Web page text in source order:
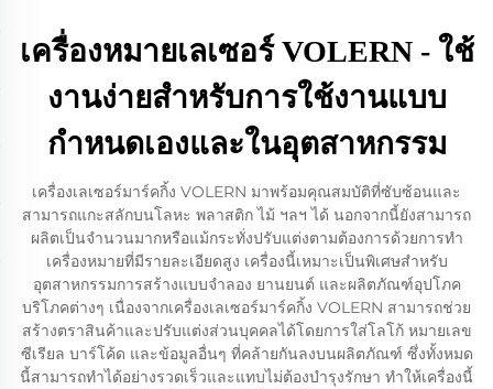
เครื่องหมายเลเซอร์ VOLERN - ใช้
งานง่ายสำหรับการใช้งานแบบ
กำหนดเองและในอุตสาหกรรม
เครื่องเลเซอร์มาร์คกิ้ง VOLERN มาพร้อมคุณสมบัติที่ซับซ้อนและ
สามารถแกะสลักบนโลหะ พลาสติก ไม้ ฯลฯ ได้ นอกจากนี้ยังสามารถ
ผลิตเป็นจำนวนมากหรือแม้กระทั่งปรับแต่งตามต้องการด้วยการทำ
เครื่องหมายที่มีรายละเอียดสูง เครื่องนี้เหมาะเป็นพิเศษสำหรับ
อุตสาหกรรมการสร้างแบบจำลอง ยานยนต์ และผลิตภัณฑ์อุปโภค
บริโภคต่างๆ เนื่องจากเครื่องเลเซอร์มาร์คกิ้ง VOLERN สามารถช่วย
สร้างตราสินค้าและปรับแต่งส่วนบุคคลได้โดยการใส่โลโก้ หมายเลข
ซีเรียล บาร์โค้ด และข้อมูลอื่นๆ ที่คล้ายกันลงบนผลิตภัณฑ์ ซึ่งทั้งหมด
นี้สามารถทำได้อย่างรวดเร็วและแทบไม่ต้องบำรุงรักษา ทำให้เครื่องนี้